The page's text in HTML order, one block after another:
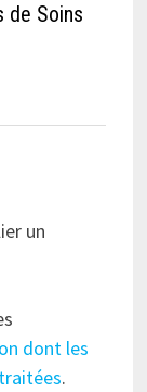
de Soins
un
dont les
.